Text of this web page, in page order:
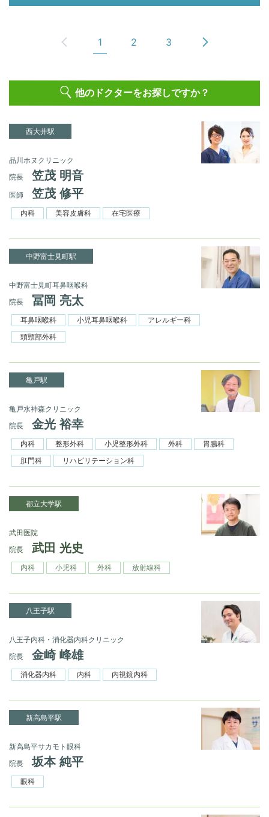
1 2 3
他のドクターをお探しですか？
西大井駅
品川ホヌクリニック
院長
笠茂 明音
医師 笠茂 修平
内科 美容皮膚科 在宅医療
中野富士見町駅
中野富士見町耳鼻咽喉科
院長
冨岡 亮太
耳鼻咽喉科 小児耳鼻咽喉科
アレルギー科
頭頸部外科
亀戸駅
亀戸水神森クリニック
院長
金光 裕幸
内科 整形外科 小児整形外科 外科
胃腸科
肛門科
リハビリテーション科
都立大学駅
武田医院
院長
武田 光史
内科 小児科 外科 放射線科
八王子駅
八王子内科・消化器内科クリニック
院長
金崎 峰雄
消化器内科 内科 内視鏡内科
新高島平駅
新高島平サカモト眼科
院長
坂本 純平
眼科